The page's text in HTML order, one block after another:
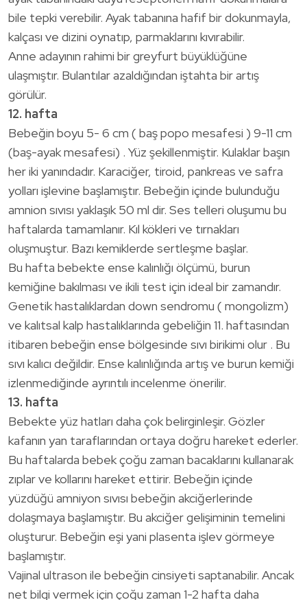
bile tepki verebilir. Ayak tabanına hafif bir dokunmayla,
kalçası ve dizini oynatıp, parmaklarını kıvırabilir.
Anne adayının rahimi bir greyfurt büyüklüğüne
ulaşmıştır. Bulantılar azaldığından iştahta bir artış
görülür.
12. hafta
Bebeğin boyu 5- 6 cm ( baş popo mesafesi ) 9-11 cm
(baş-ayak mesafesi) . Yüz şekillenmiştir. Kulaklar başın
her iki yanındadır. Karaciğer, tiroid, pankreas ve safra
yolları işlevine başlamıştır. Bebeğin içinde bulunduğu
amnion sıvısı yaklaşık 50 ml dir. Ses telleri oluşumu bu
haftalarda tamamlanır. Kıl kökleri ve tırnakları
oluşmuştur. Bazı kemiklerde sertleşme başlar.
Bu hafta bebekte ense kalınlığı ölçümü, burun
kemiğine bakılması ve ikili test için ideal bir zamandır.
Genetik hastalıklardan down sendromu ( mongolizm)
ve kalıtsal kalp hastalıklarında gebeliğin 11. haftasından
itibaren bebeğin ense bölgesinde sıvı birikimi olur . Bu
sıvı kalıcı değildir. Ense kalınlığında artış ve burun kemiği
izlenmediğinde ayrıntılı incelenme önerilir.
13. hafta
Bebekte yüz hatları daha çok belirginleşir. Gözler
kafanın yan taraflarından ortaya doğru hareket ederler.
Bu haftalarda bebek çoğu zaman bacaklarını kullanarak
zıplar ve kollarını hareket ettirir. Bebeğin içinde
yüzdüğü amniyon sıvısı bebeğin akciğerlerinde
dolaşmaya başlamıştır. Bu akciğer gelişiminin temelini
oluşturur. Bebeğin eşi yani plasenta işlev görmeye
başlamıştır.
Vajinal ultrason ile bebeğin cinsiyeti saptanabilir. Ancak
net bilgi vermek için çoğu zaman 1-2 hafta daha